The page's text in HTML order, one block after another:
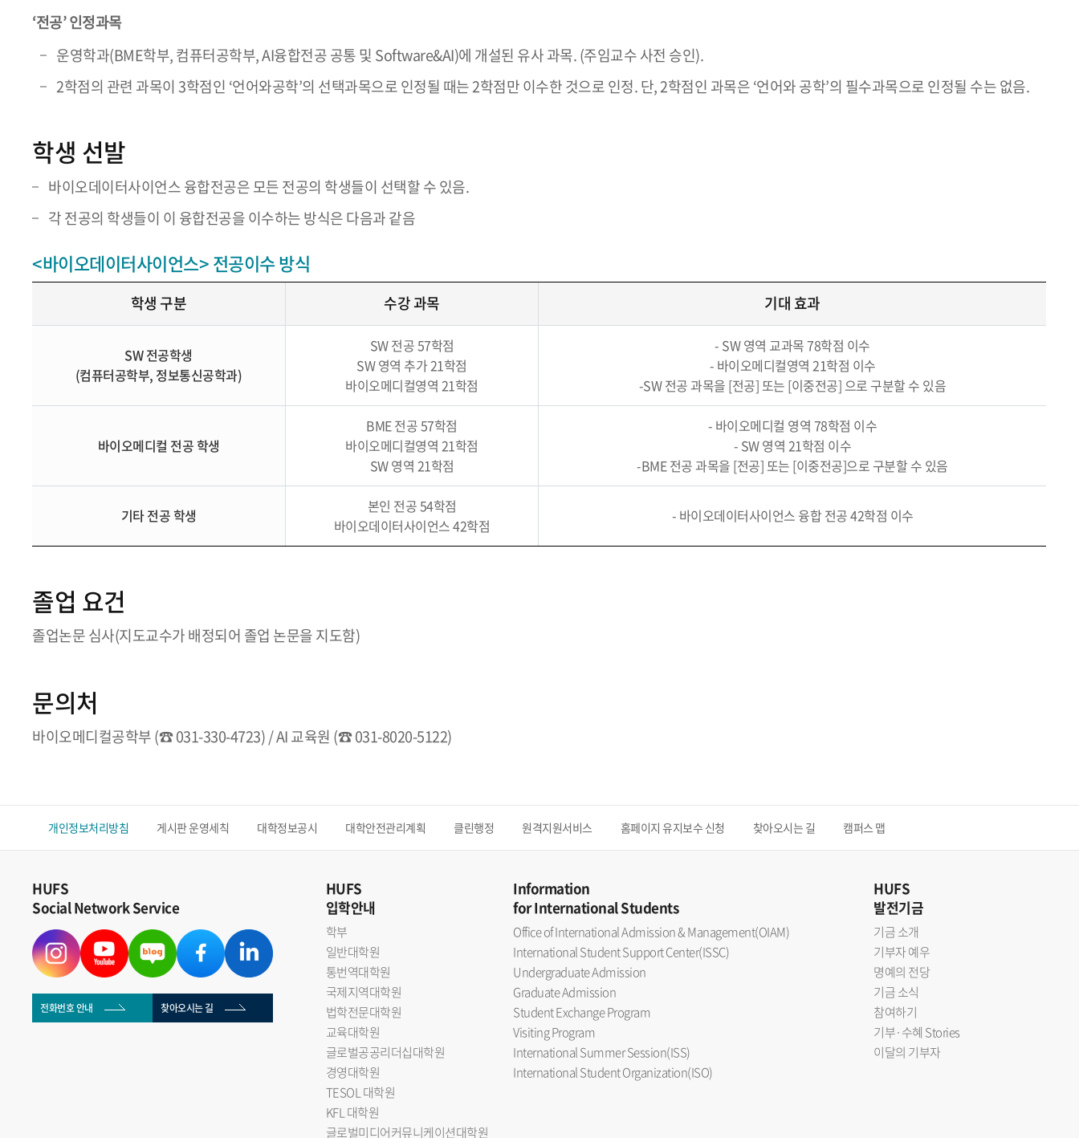
‘전공’ 인정과목
운영학과(BME학부, 컴퓨터공학부, AI융합전공 공통 및 Software&AI)에 개설된 유사 과목. (주임교수 사전 승인).
2학점의 관련 과목이 3학점인 ‘언어와공학’의 선택과목으로 인정될 때는 2학점만 이수한 것으로 인정. 단, 2학점인 과목은 ‘언어와 공학’의 필수과목으로 인정될 수는 없음.
학생 선발
바이오데이터사이언스 융합전공은 모든 전공의 학생들이 선택할 수 있음.
각 전공의 학생들이 이 융합전공을 이수하는 방식은 다음과 같음
<바이오데이터사이언스> 전공이수 방식
학생 구분 수강 과목 기대 효과
SW 전공학생
(컴퓨터공학부, 정보통신공학과)
SW 전공 57학점
SW 영역 추가 21학점
바이오메디컬영역 21학점
- SW 영역 교과목 78학점 이수
- 바이오메디컬영역 21학점 이수
-SW 전공 과목을 [전공] 또는 [이중전공] 으로 구분할 수 있음
바이오메디컬 전공 학생
BME 전공 57학점
바이오메디컬영역 21학점
SW 영역 21학점
- 바이오메디컬 영역 78학점 이수
- SW 영역 21학점 이수
-BME 전공 과목을 [전공] 또는 [이중전공]으로 구분할 수 있음
기타 전공 학생
본인 전공 54학점
바이오데이터사이언스 42학점
- 바이오데이터사이언스 융합 전공 42학점 이수
졸업 요건
졸업논문 심사(지도교수가 배정되어 졸업 논문을 지도함)
문의처
바이오메디컬공학부 (☎ 031-330-4723) / AI 교육원 (☎ 031-8020-5122)
개인정보처리방침 게시판 운영세칙 대학정보공시 대학안전관리계획 클린행정 원격지원서비스 홈페이지 유지보수 신청 찾아오시는 길 캠퍼스 맵
HUFS
Social Network Service
전화번호 안내 찾아오시는 길
HUFS
입학안내
학부
일반대학원
통번역대학원
국제지역대학원
법학전문대학원
교육대학원
글로벌공공리더십대학원
경영대학원
TESOL 대학원
KFL 대학원
글로벌미디어커뮤니케이션대학원
Information
for International Students
Office of International Admission & Management(OIAM)
International Student Support Center(ISSC)
Undergraduate Admission
Graduate Admission
Student Exchange Program
Visiting Program
International Summer Session(ISS)
International Student Organization(ISO)
HUFS
발전기금
기금 소개
기부자 예우
명예의 전당
기금 소식
참여하기
기부·수혜 Stories
이달의 기부자